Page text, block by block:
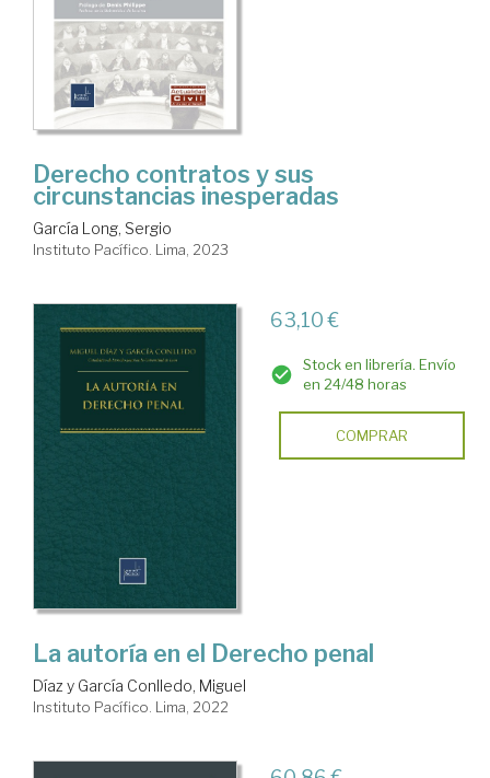
Derecho contratos y sus
circunstancias inesperadas
García Long, Sergio
Instituto Pacífico. Lima, 2023
63,10 €
Stock en librería. Envío
en 24/48 horas
COMPRAR
La autoría en el Derecho penal
Díaz y García Conlledo, Miguel
Instituto Pacífico. Lima, 2022